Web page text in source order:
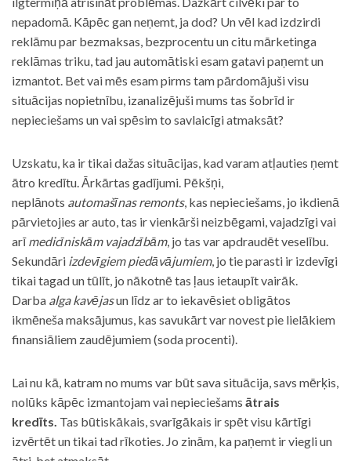
nepadomā. Kāpēc gan neņemt, ja dod? Un vēl kad izdzirdi
reklāmu par bezmaksas, bezprocentu un citu mārketinga
reklāmas triku, tad jau automātiski esam gatavi paņemt un
izmantot. Bet vai mēs esam pirms tam pārdomājuši visu
situācijas nopietnību, izanalizējuši mums tas šobrīd ir
nepieciešams un vai spēsim to savlaicīgi atmaksāt?
Uzskatu, ka ir tikai dažas situācijas, kad varam atļauties ņemt
ātro kredītu. Ārkārtas gadījumi. Pēkšņi,
neplānots automašīnas remonts, kas nepieciešams, jo ikdienā
pārvietojies ar auto, tas ir vienkārši neizbēgami, vajadzīgi vai
arīmedicīniskām vajadzībām, jo tas var apdraudēt veselību.
Sekundāri izdevīgiem piedāvājumiem, jo tie parasti ir izdevīgi
tikai tagad un tūlīt, jo nākotnē tas ļaus ietaupīt vairāk.
Darba alga kavējasun līdz ar to iekavēsiet obligātos
ikmēneša maksājumus, kas savukārt var novest pie lielākiem
finansiāliem zaudējumiem (soda procenti).
Lai nu kā, katram no mums var būt sava situācija, savs mērķis,
nolūks kāpēc izmantojam vai nepieciešams ātrais
kredīts. Tas būtiskākais, svarīgākais ir spēt visu kārtīgi
izvērtēt un tikai tad rīkoties. Jo zinām, ka paņemt ir viegli un